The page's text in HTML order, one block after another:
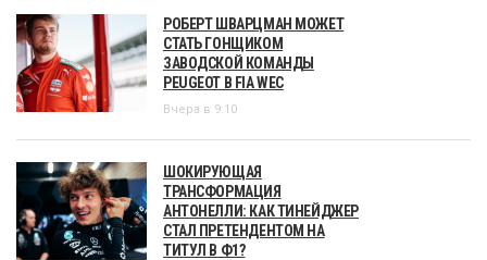
РОБЕРТ ШВАРЦМАН МОЖЕТ
СТАТЬ ГОНЩИКОМ
ЗАВОДСКОЙ КОМАНДЫ
PEUGEOT В FIA WEC
Вчера в 9:10
ШОКИРУЮЩАЯ
ТРАНСФОРМАЦИЯ
АНТОНЕЛЛИ: КАК ТИНЕЙДЖЕР
СТАЛ ПРЕТЕНДЕНТОМ НА
ТИТУЛ В Ф1?